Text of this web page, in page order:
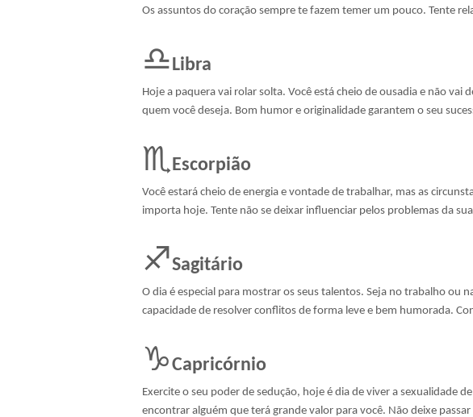
Os assuntos do coração sempre te fazem temer um pouco. Tente
♎ Libra
Hoje a paquera vai rolar solta. Você está cheio de ousadia e não vai
quem você deseja. Bom humor e originalidade garantem o seu
♏ Escorpião
Você estará cheio de energia e vontade de trabalhar, mas as
importa hoje. Tente não se deixar influenciar pelos problemas da
♐Sagitário
O dia é especial para mostrar os seus talentos. Seja no trabalho ou
capacidade de resolver conflitos de forma leve e bem humorada.
♑Capricórnio
Exercite o seu poder de sedução, hoje é dia de viver a sexualidade
encontrar alguém que terá grande valor para você. Não deixe